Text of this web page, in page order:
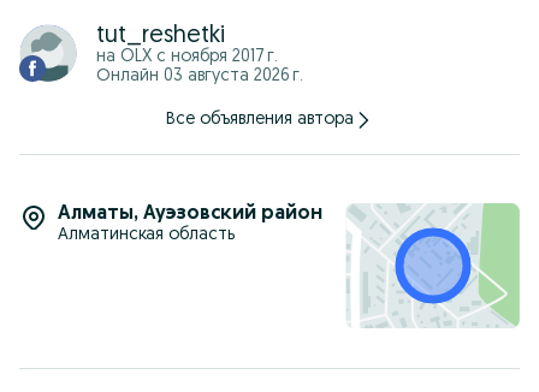
tut_reshetki
на OLX с ноября 2017 г.
Онлайн 03 августа 2026 г.
Все объявления автора
Алматы, Ауэзовский район
Алматинская область